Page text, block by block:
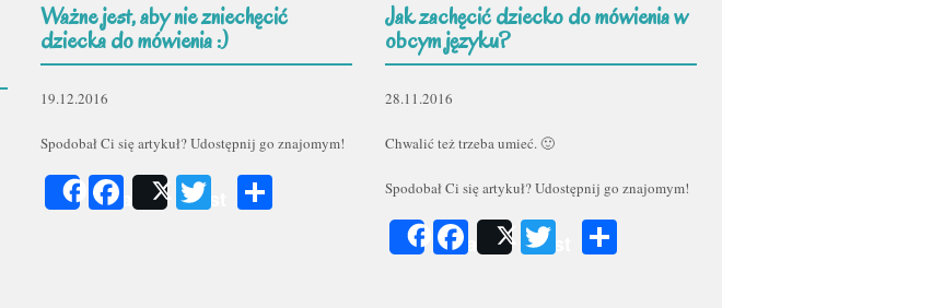
Ważne jest, aby nie zniechęcić
dziecka do mówienia :)
19.12.2016
Spodobał Ci się artykuł? Udostępnij go znajomym!
ShareFacebook
Post Twitter
Jak zachęcić dziecko do mówienia w
obcym języku?
28.11.2016
Chwalić też trzeba umieć. 🙂
Spodobał Ci się artykuł? Udostępnij go znajomym!
ShareFacebook
Post Twitter